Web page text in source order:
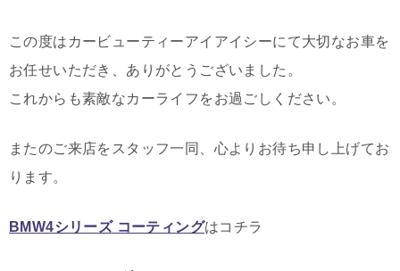
この度はカービューティーアイアイシーにて大切なお車を
お任せいただき、ありがとうございました。
これからも素敵なカーライフをお過ごしください。
またのご来店をスタッフ一同、心よりお待ち申し上げてお
ります。
BMW4シリーズ コーティングはコチラ